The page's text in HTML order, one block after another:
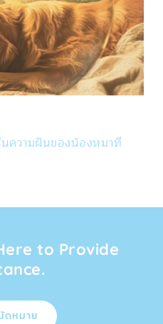
ความฝันของน้องหมาที่
to Provide
ดหมาย